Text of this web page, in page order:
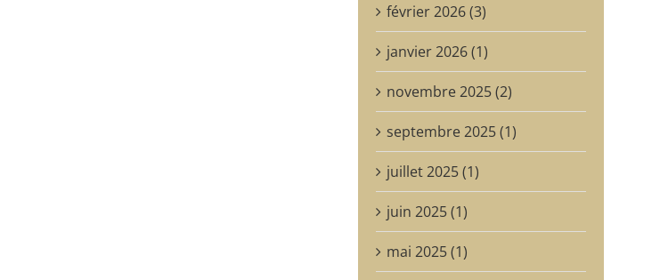
février 2026 (3)
janvier 2026 (1)
novembre 2025 (2)
septembre 2025 (1)
juillet 2025 (1)
juin 2025 (1)
mai 2025 (1)